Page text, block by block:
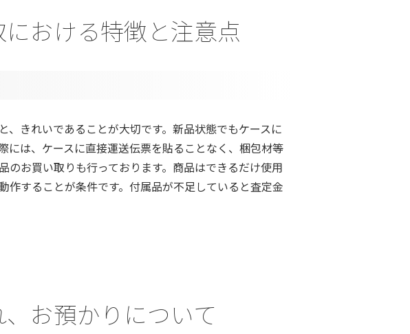
における特徴と注意点
きれいであることが大切です。新品状態でもケースに
は、ケースに直接運送伝票を貼ることなく、梱包材等
お買い取りも行っております。商品はできるだけ使用
することが条件です。付属品が不足していると査定金
、お預かりについて